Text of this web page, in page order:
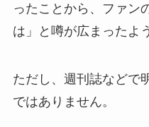
ったことから、ファン
は」と噂が広まったよ
ただし、週刊誌などで
ではありません。